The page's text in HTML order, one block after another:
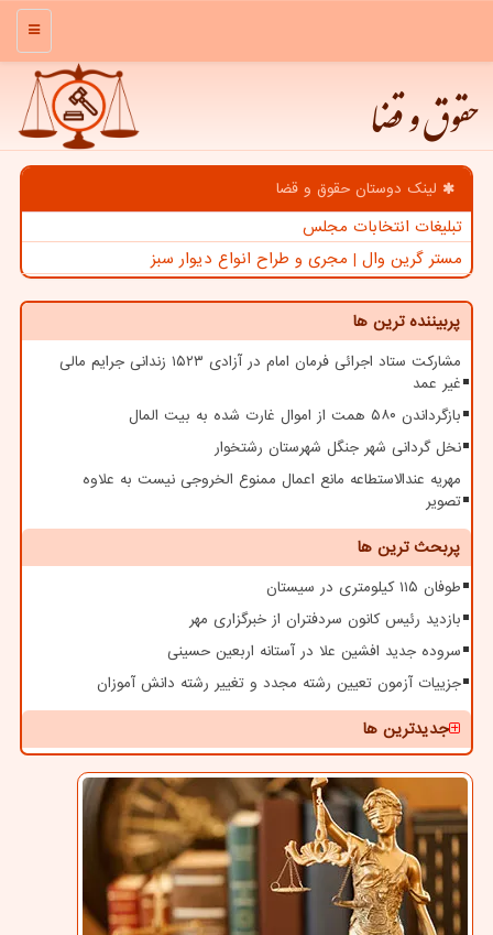
منو
حقوق و قضا
لینک دوستان حقوق و قضا
تبلیغات انتخابات مجلس
مستر گرین وال | مجری و طراح انواع دیوار سبز
پربیننده ترین ها
مشارکت ستاد اجرائی فرمان امام در آزادی ۱۵۲۳ زندانی جرایم مالی
غیر عمد
بازگرداندن ۵۸۰ همت از اموال غارت شده به بیت المال
نخل گردانی شهر جنگل شهرستان رشتخوار
مهریه عندالاستطاعه مانع اعمال ممنوع الخروجی نیست به علاوه
تصویر
پربحث ترین ها
طوفان ۱۱۵ کیلومتری در سیستان
بازدید رئیس کانون سردفتران از خبرگزاری مهر
سروده جدید افشین علا در آستانه اربعین حسینی
جزییات آزمون تعیین رشته مجدد و تغییر رشته دانش آموزان
جدیدترین ها